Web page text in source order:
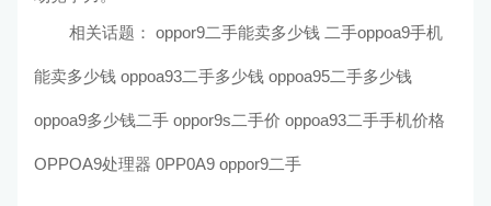
相关话题： oppor9二手能卖多少钱 二手oppoa9手机
能卖多少钱 oppoa93二手多少钱 oppoa95二手多少钱
oppoa9多少钱二手 oppor9s二手价 oppoa93二手手机价格
OPPOA9处理器 0PP0A9 oppor9二手